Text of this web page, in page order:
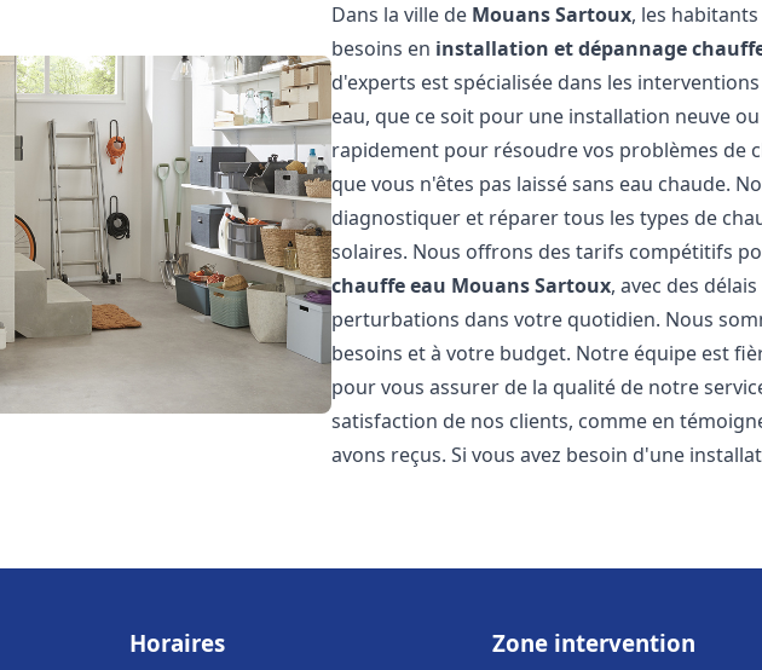
Dans la ville de Mouans Sartoux, les
besoins en installation et dépannage
d'experts est spécialisée dans les
eau, que ce soit pour une installation neuve
rapidement pour résoudre vos problèmes de
que vous n'êtes pas laissé sans eau chaude.
diagnostiquer et réparer tous les types de
solaires. Nous offrons des tarifs compétitifs
chauffe eau Mouans Sartoux, avec des
perturbations dans votre quotidien. Nous
besoins et à votre budget. Notre équipe est
pour vous assurer de la qualité de notre
satisfaction de nos clients, comme en
avons reçus. Si vous avez besoin d'une
Horaires Zone intervention